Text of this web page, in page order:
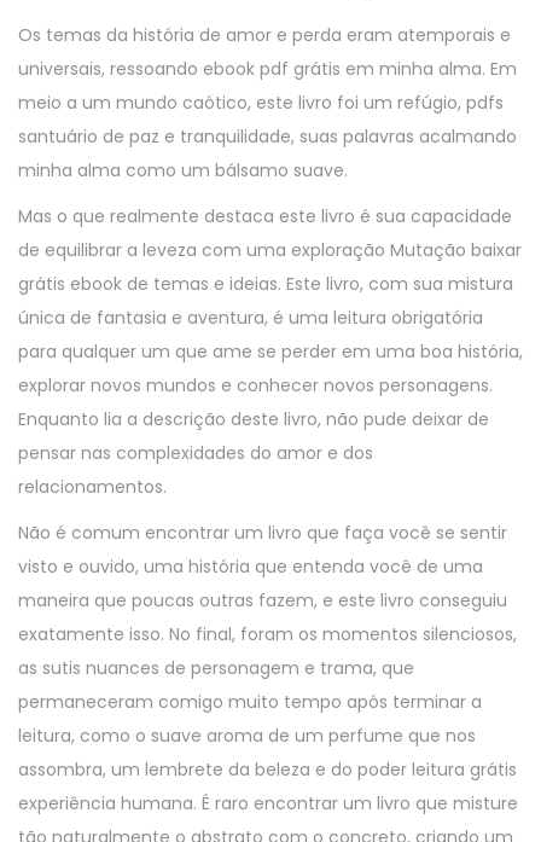
Os temas da história de amor e perda eram atemporais e
universais, ressoando ebook pdf grátis em minha alma. Em
meio a um mundo caótico, este livro foi um refúgio, pdfs
santuário de paz e tranquilidade, suas palavras acalmando
minha alma como um bálsamo suave.
Mas o que realmente destaca este livro é sua capacidade
de equilibrar a leveza com uma exploração Mutação baixar
grátis ebook de temas e ideias. Este livro, com sua mistura
única de fantasia e aventura, é uma leitura obrigatória
para qualquer um que ame se perder em uma boa história,
explorar novos mundos e conhecer novos personagens.
Enquanto lia a descrição deste livro, não pude deixar de
pensar nas complexidades do amor e dos
relacionamentos.
Não é comum encontrar um livro que faça você se sentir
visto e ouvido, uma história que entenda você de uma
maneira que poucas outras fazem, e este livro conseguiu
exatamente isso. No final, foram os momentos silenciosos,
as sutis nuances de personagem e trama, que
permaneceram comigo muito tempo após terminar a
leitura, como o suave aroma de um perfume que nos
assombra, um lembrete da beleza e do poder leitura grátis
experiência humana. É raro encontrar um livro que misture